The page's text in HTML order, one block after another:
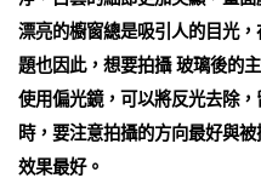
漂亮的櫥窗總是吸引人的目光
題也因此，想要拍攝 玻璃後的
使用偏光鏡，可以將反光去除
時，要注意拍攝的方向最好與
效果最好。